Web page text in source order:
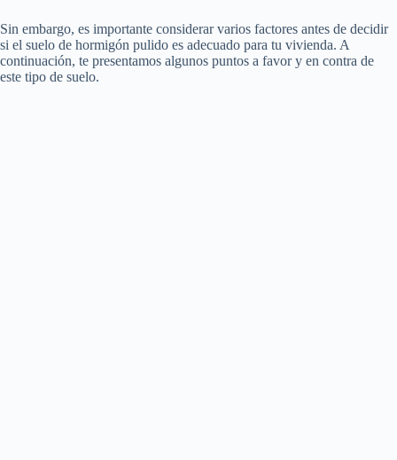
Sin embargo, es importante considerar varios factores antes de decidir
si el suelo de hormigón pulido es adecuado para tu vivienda. A
continuación, te presentamos algunos puntos a favor y en contra de
este tipo de suelo.